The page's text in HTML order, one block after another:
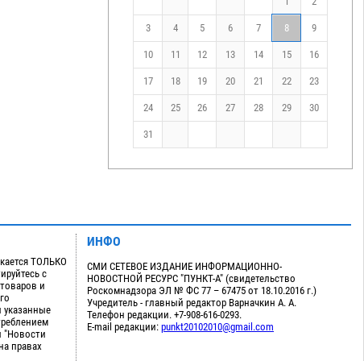
3 4 5 6 7 8 9
10 11 12 13 14 15 16
17 18 19 20 21 22 23
24 25 26 27 28 29 30
31
ТОЛЬКО
с
и
указанные
"Новости
правах
ИНФО
СМИ СЕТЕВОЕ ИЗДАНИЕ ИНФОРМАЦИОННО-
НОВОСТНОЙ РЕСУРС "ПУНКТ-А" (свидетельство
Роскомнадзора ЭЛ № ФС 77 – 67475 от 18.10.2016 г.)
Учредитель - главный редактор Варначкин А. А.
Телефон редакции. +7-908-616-0293.
E-mail редакции: punkt20102010@gmail.com